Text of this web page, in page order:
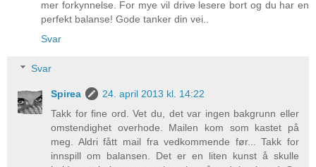
mer forkynnelse. For mye vil drive lesere bort og du har en
perfekt balanse! Gode tanker din vei..
Svar
Svar
Spirea
24. april 2013 kl. 14:22
Takk for fine ord. Vet du, det var ingen bakgrunn eller
omstendighet overhode. Mailen kom som kastet på
meg. Aldri fått mail fra vedkommende før... Takk for
innspill om balansen. Det er en liten kunst å skulle